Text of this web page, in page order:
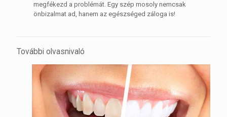
megfékezd a problémát. Egy szép mosoly nemcsak
önbizalmat ad, hanem az egészséged záloga is!
További olvasnivaló